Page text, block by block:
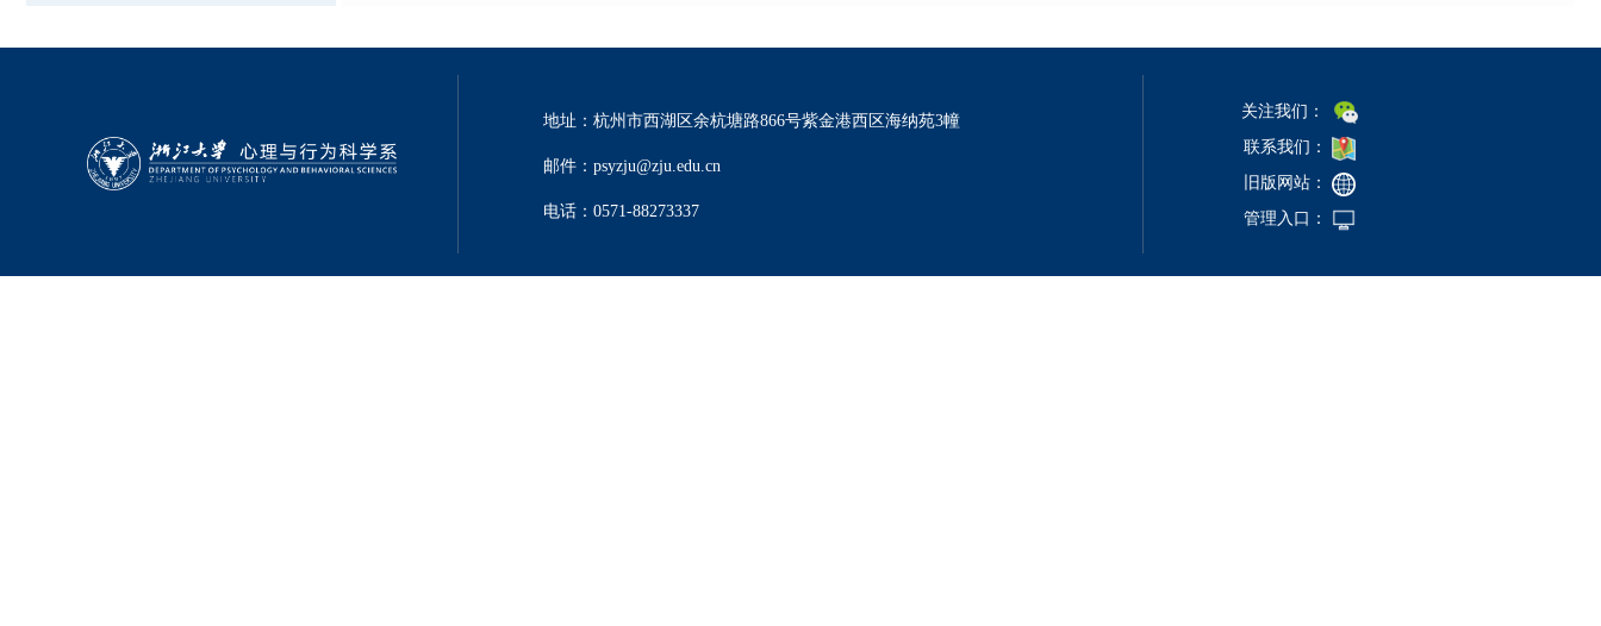
地址：杭州市西湖区余杭塘路866号紫金港西区海纳苑3幢
邮件：psyzju@zju.edu.cn
电话：0571-88273337
关注我们：
联系我们：
旧版网站：
管理入口：